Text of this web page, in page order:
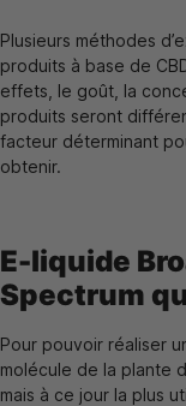
Plusieurs méthodes
produits à base de
effets, le goût, la
produits seront
facteur déterminant
obtenir.
E-liquide
Spectrum
Pour pouvoir réaliser
molécule de la plante
mais à ce jour la plus